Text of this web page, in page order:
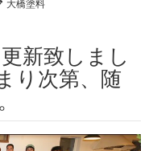
大橋塗料
り次第、随